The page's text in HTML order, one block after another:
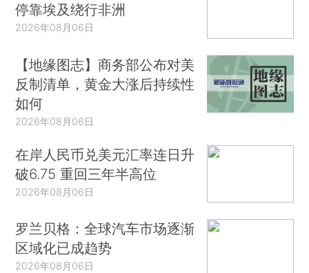
停靠埃及绕行非洲
2026年08月06日
【地缘图志】商务部公布对美
反制清单，黄金大涨后持续性
如何
2026年08月06日
在岸人民币兑美元汇率连日升
破6.75 重回三年半高位
2026年08月06日
罗兰贝格：全球汽车市场逐渐
区域化已成趋势
2026年08月06日